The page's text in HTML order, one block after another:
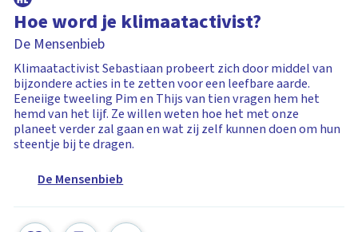
Hoe word je klimaatactivist?
De Mensenbieb
Klimaatactivist Sebastiaan probeert zich door middel van
bijzondere acties in te zetten voor een leefbare aarde.
Eeneiige tweeling Pim en Thijs van tien vragen hem het
hemd van het lijf. Ze willen weten hoe het met onze
planeet verder zal gaan en wat zij zelf kunnen doen om hun
steentje bij te dragen.
De Mensenbieb